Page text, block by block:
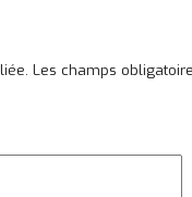
Les champs